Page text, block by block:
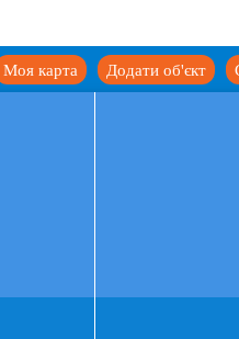
Додати об'єкт
Моя карта